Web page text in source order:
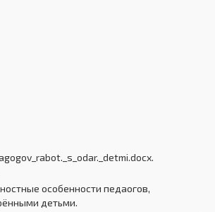
особенности педаогов,
детьми.